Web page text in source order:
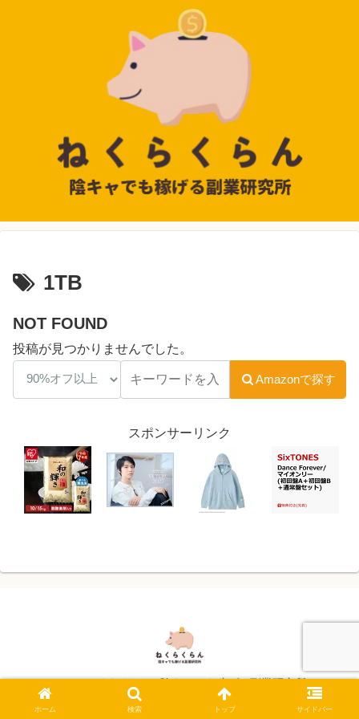
1TB
NOT FOUND
投稿が見つかりませんでした。
Amazonで探す
スポンサーリンク
© 2024 ねくらくらん -陰キャでも稼げる副業研究所-.
ホーム 検索 トップ サイドバー